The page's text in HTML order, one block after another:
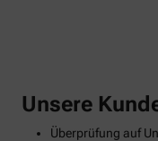
Unsere
Überprüfung auf